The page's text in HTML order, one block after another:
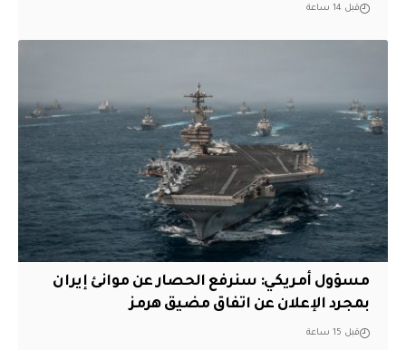
قبل 14 ساعة
مسؤول أمريكي: سنرفع الحصار عن موانئ إيران
بمجرد الإعلان عن اتفاق مضيق هرمز
قبل 15 ساعة